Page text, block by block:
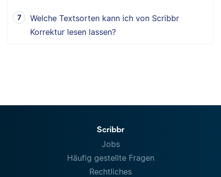
Welche Textsorten kann ich von Scribbr
Korrektur lesen lassen?
Scribbr
Jobs
Häufig gestellte Fragen
Rechtliches